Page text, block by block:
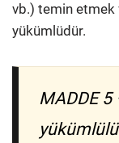
vb.) temin etmek
yükümlüdür.
MADDE 5